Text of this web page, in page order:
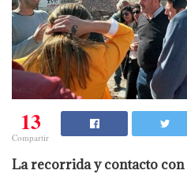
13
Compartir
La recorrida y contacto